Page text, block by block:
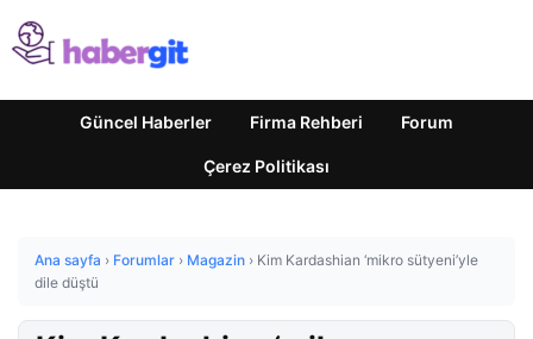
Güncel Haberler Firma Rehberi Forum
Çerez Politikası
Ana sayfa › Forumlar › Magazin › Kim Kardashian ‘mikro sütyeni’yle
dile düştü